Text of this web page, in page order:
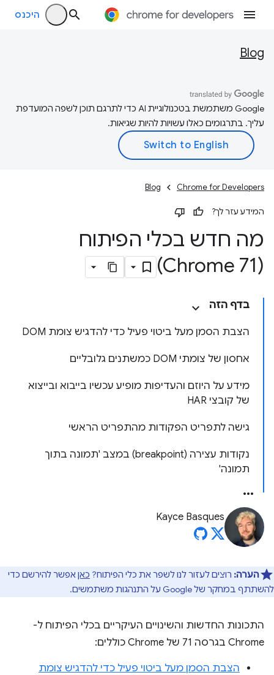
היכנס
Blog
‫Google משתמשת בטכנולוגיית AI כדי לתרגם תוכן לשפה המועדפת
עליך. בתרגומים כאלו עשויות להיות שגיאות.
Chrome for Developers
Blog
המידע עזר לך?
מה חדש בכלי הפיתוח
(Chrome 71)
בדף הזה
הצבת הסמן מעל ביטוי פעיל כדי להדגיש צומת DOM
אחסון של צומתי DOM כמשתנים גלובליים
מידע על היוזם והעדיפות מופיע עכשיו בייבוא ובייצוא
של קובצי HAR
גישה לתפריט הפקודות מהתפריט הראשי
נקודות עצירה (breakpoint) במצב 'תמונה בתוך
תמונה'
Kayce Basques
הערה: רוצים לעזור לנו לשפר את כלי הפיתוח? כאןאפשר להירשם כדי
להשתתף במחקר של Google על התנהגות משתמשים.
התכונות החדשות והשינויים העיקריים בכלי הפיתוח ל-
Chrome בגרסה 71 של Chrome כוללים:
הצבת הסמן מעל ביטוי פעיל כדי להדגיש צומת